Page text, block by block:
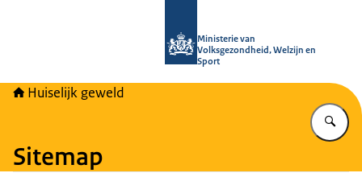
Ministerie van
Volksgezondheid, Welzijn en
Sport
Huiselijk geweld
Sitemap